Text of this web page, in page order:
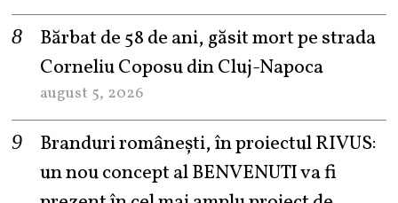
Bărbat de 58 de ani, găsit mort pe strada
Corneliu Coposu din Cluj-Napoca
august 5, 2026
Branduri românești, în proiectul RIVUS:
un nou concept al BENVENUTI va fi